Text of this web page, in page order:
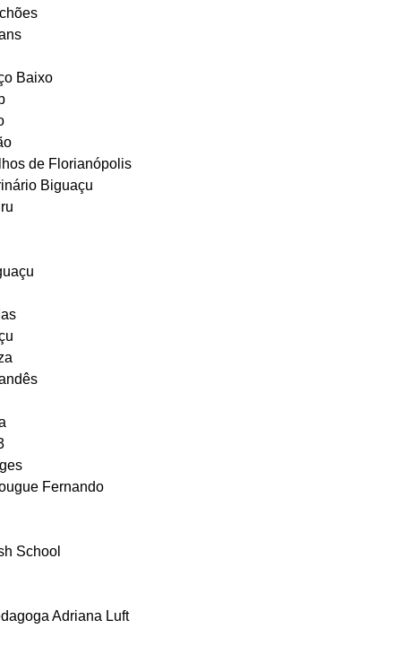
Baixo
de Florianópolis
Biguaçu
Fernando
School
Adriana Luft